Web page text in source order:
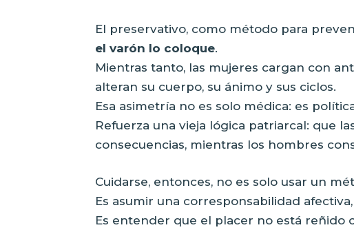
El preservativo, como método para
el varón lo coloque.
Mientras tanto, las mujeres cargan con
alteran su cuerpo, su ánimo y sus ciclos.
Esa asimetría no es solo médica: es
Refuerza una vieja lógica patriarcal: que
consecuencias, mientras los hombres
Cuidarse, entonces, no es solo usar un
Es asumir una corresponsabilidad
Es entender que el placer no está reñido